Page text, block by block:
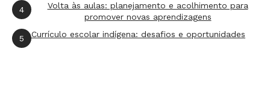
4
Volta às aulas: planejamento e acolhimento para
promover novas aprendizagens
5 Currículo escolar indígena: desafios e oportunidades